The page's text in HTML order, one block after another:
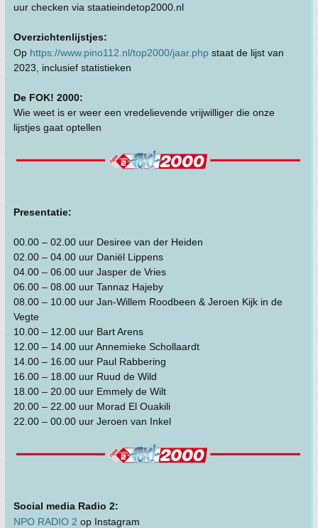
uur checken via staatieindetop2000.nl
Overzichtenlijstjes:
Op https://www.pino112.nl/top2000/jaar.php staat de lijst van
2023, inclusief statistieken
De FOK! 2000:
Wie weet is er weer een vredelievende vrijwilliger die onze
lijstjes gaat optellen
Presentatie:
00.00 – 02.00 uur Desiree van der Heiden
02.00 – 04.00 uur Daniël Lippens
04.00 – 06.00 uur Jasper de Vries
06.00 – 08.00 uur Tannaz Hajeby
08.00 – 10.00 uur Jan-Willem Roodbeen & Jeroen Kijk in de
Vegte
10.00 – 12.00 uur Bart Arens
12.00 – 14.00 uur Annemieke Schollaardt
14.00 – 16.00 uur Paul Rabbering
16.00 – 18.00 uur Ruud de Wild
18.00 – 20.00 uur Emmely de Wilt
20.00 – 22.00 uur Morad El Ouakili
22.00 – 00.00 uur Jeroen van Inkel
Social media Radio 2:
NPO RADIO 2 op Instagram